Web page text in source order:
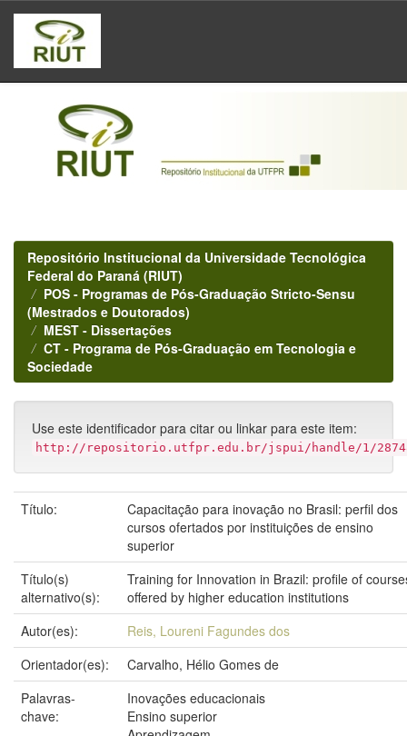
Skip
navigation
Repositório Institucional da Universidade Tecnológica
Federal do Paraná (RIUT)
POS - Programas de Pós-Graduação Stricto-Sensu
(Mestrados e Doutorados)
MEST - Dissertações
CT - Programa de Pós-Graduação em Tecnologia e
Sociedade
Use este identificador para citar ou linkar para este item:
http://repositorio.utfpr.edu.br/jspui/handle/1/
Título:
Capacitação para inovação no Brasil: perfil dos
cursos ofertados por instituições de ensino
superior
Título(s)
alternativo(s):
Training for Innovation in Brazil: profile of
offered by higher education institutions
Autor(es):
Reis, Loureni Fagundes dos
Orientador(es):
Carvalho, Hélio Gomes de
Palavras-
chave:
Inovações educacionais
Ensino superior